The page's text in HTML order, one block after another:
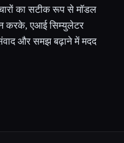
का सटीक रूप से मॉडल
करके, एआई सिम्युलेटर
और समझ बढ़ाने में मदद